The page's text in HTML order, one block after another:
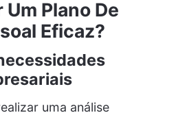
Plano De
Eficaz?
uma análise